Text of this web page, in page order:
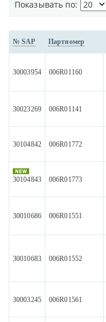
Показывать по:
№ SAP Партномер
30003954 006R01160
30023269 006R01141
30104842 006R01772
30104843 006R01773
30010686 006R01551
30010683 006R01552
30003245 006R01561